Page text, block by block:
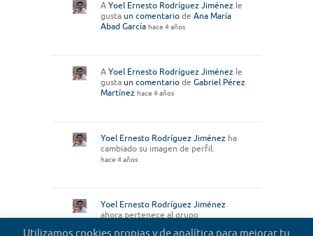
A Yoel Ernesto Rodríguez Jiménez le
gusta un comentario de Ana María
Abad García hace 4 años
A Yoel Ernesto Rodríguez Jiménez le
gusta un comentario de Gabriel Pérez
Martínez hace 4 años
Yoel Ernesto Rodríguez Jiménez ha
cambiado su imagen de perfil.
hace 4 años
Yoel Ernesto Rodríguez Jiménez
ahora pertenece al grupo
Utilizamos cookies propias y de analítica para mejorar tu